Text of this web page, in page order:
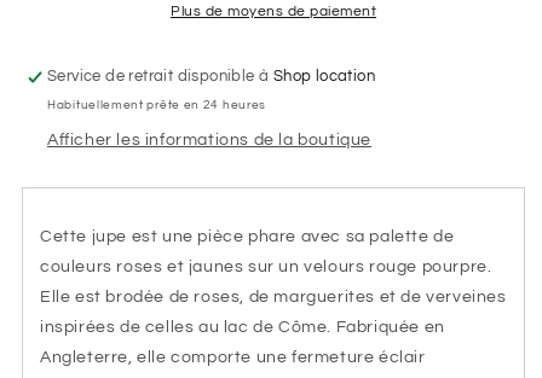
POURPRE
Plus de moyens de paiement
Service de retrait disponible à Shop location
Habituellement prête en 24 heures
Afficher les informations de la boutique
Cette jupe est une pièce phare avec sa palette de
couleurs roses et jaunes sur un velours rouge pourpre.
Elle est brodée de roses, de marguerites et de verveines
inspirées de celles au lac de Côme. Fabriquée en
Angleterre, elle comporte une fermeture éclair